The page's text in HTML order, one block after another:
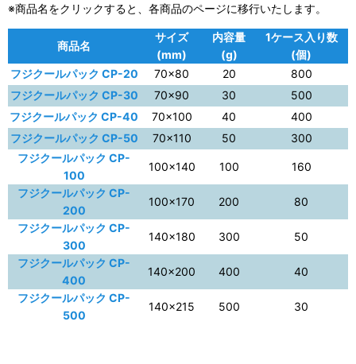
※商品名をクリックすると、各商品のページに移行いたします。
商品名
サイズ
(mm)
内容量
(g)
1ケース入り数
(個)
フジクールパック CP-20
70×80 20
800
フジクールパック CP-30
70×90 30
500
フジクールパック CP-40
70×100 40
400
フジクールパック CP-50
70×110 50
300
フジクールパック CP-
100
100×140 100
160
フジクールパック CP-
200
100×170 200
80
フジクールパック CP-
300
140×180 300
50
フジクールパック CP-
400
140×200 400
40
フジクールパック CP-
500
140×215 500 30